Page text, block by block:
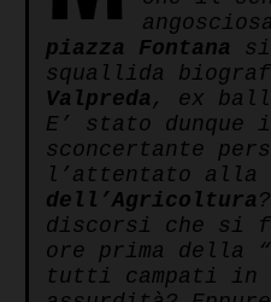
piazza Fontana
squallida
Valpreda , ex
E’ stato
sconcertante
l’attentato alla
dell’Agricoltura
discorsi che si
ore prima della
tutti campati